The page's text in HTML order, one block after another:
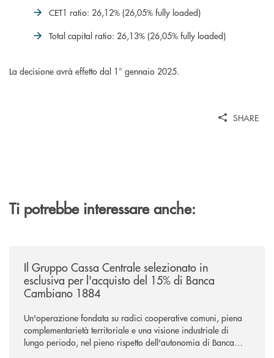
CET1 ratio: 26,12% (26,05% fully loaded)
Total capital ratio: 26,13% (26,05% fully loaded)
La decisione avrà effetto dal 1° gennaio 2025.
SHARE
Ti potrebbe interessare anche:
Il Gruppo Cassa Centrale selezionato in
esclusiva per l'acquisto del 15% di Banca
Cambiano 1884
Un'operazione fondata su radici cooperative comuni, piena
complementarietà territoriale e una visione industriale di
lungo periodo, nel pieno rispetto dell'autonomia di Banca